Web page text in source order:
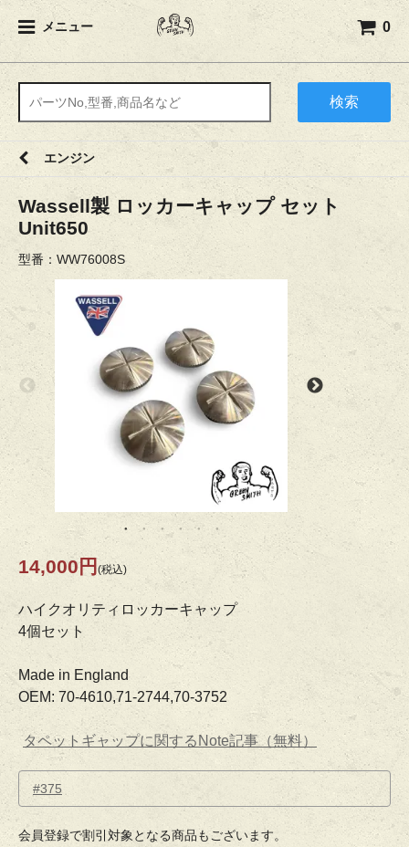
メニュー 0
検索
エンジン
Wassell製 ロッカーキャップ セット
Unit650
型番：WW76008S
14,000円 (税込)
ハイクオリティロッカーキャップ
4個セット
Made in England
OEM: 70-4610,71-2744,70-3752
タペットギャップに関するNote記事（無料）
#375
会員登録で割引対象となる商品もございます。